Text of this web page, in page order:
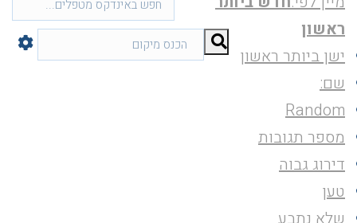
ראשון
ישן ביותר ראשון
שם:
Random
מספר תגובות
דירוג גבוה
טען